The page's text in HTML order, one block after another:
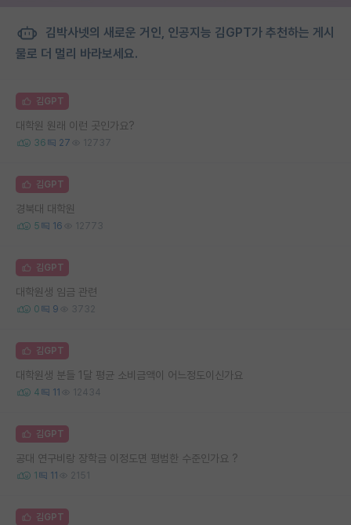
김박사넷의 새로운 거인, 인공지능 김GPT가 추천하는 게시
물로 더 멀리 바라보세요.
김GPT
대학원 원래 이런 곳인가요?
36 27 12737
김GPT
경북대 대학원
5 16 12773
김GPT
대학원생 임금 관련
0 9 3732
김GPT
대학원생 분들 1달 평균 소비금액이 어느정도이신가요
4 11 12434
김GPT
공대 연구비랑 장학금 이정도면 평범한 수준인가요 ?
1 11 2151
김GPT